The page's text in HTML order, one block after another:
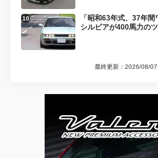
「昭和63年式、37年
シルビアが400馬力の
最終更新：2026/08/